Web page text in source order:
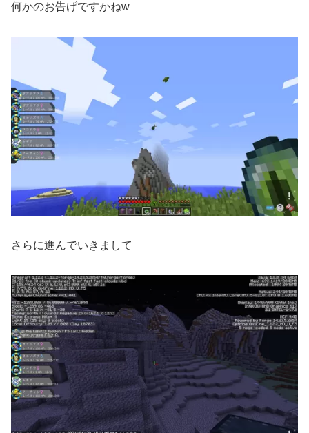
何かのお告げですかねw
さらに進んでいきまして